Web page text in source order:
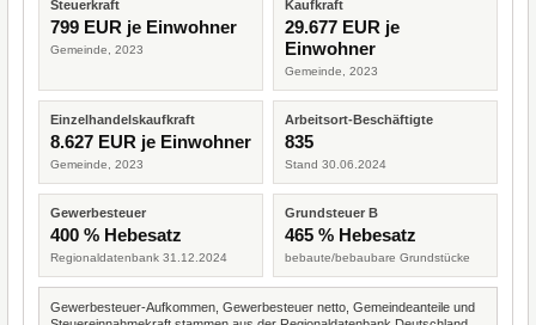
Steuerkraft
799 EUR je Einwohner
Gemeinde, 2023
Kaufkraft
29.677 EUR je
Einwohner
Gemeinde, 2023
Einzelhandelskaufkraft
8.627 EUR je Einwohner
Gemeinde, 2023
Arbeitsort-Beschäftigte
835
Stand 30.06.2024
Gewerbesteuer
400 % Hebesatz
Regionaldatenbank 31.12.2024
Grundsteuer B
465 % Hebesatz
bebaute/bebaubare Grundstücke
Gewerbesteuer-Aufkommen, Gewerbesteuer netto, Gemeindeanteile und